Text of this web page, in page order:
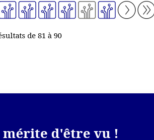
de 81 à 90
mérite d'être vu !